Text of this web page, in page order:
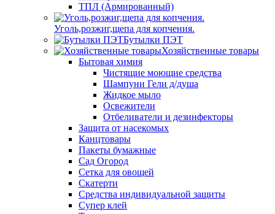
ТПЛ (Армированный)
Уголь,розжиг,щепа для копчения.
Бутылки ПЭТ
Хозяйственные товары
Бытовая химия
Чистящие моющие средства
Шампуни Гели д/душа
Жидкое мыло
Освежители
Отбеливатели и дезинфекторы
Защита от насекомых
Канцтовары
Пакеты бумажные
Сад Огород
Сетка для овощей
Скатерти
Средства индивидуальной защиты
Супер клей